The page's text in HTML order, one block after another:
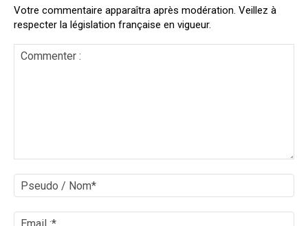
Votre commentaire apparaîtra après modération. Veillez à
respecter la législation française en vigueur.
/